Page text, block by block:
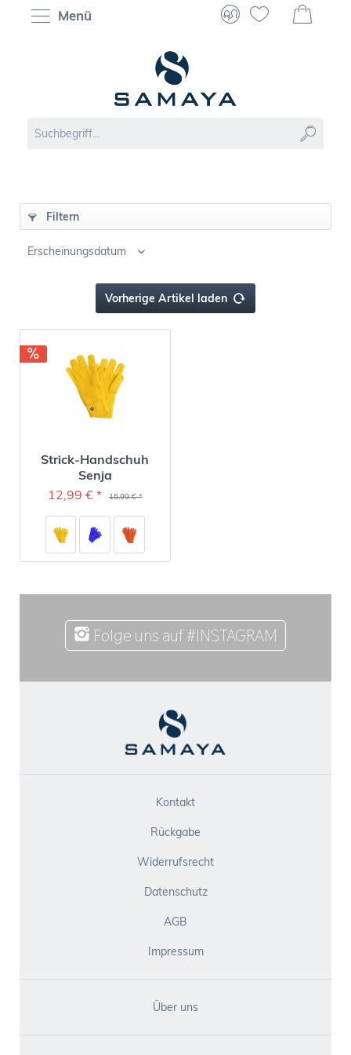
Menü
Filtern
Vorherige Artikel laden
Strick-Handschuh
Senja
12,99 € *
15,99 € *
Folge uns auf #INSTAGRAM
Kontakt
Rückgabe
Widerrufsrecht
Datenschutz
AGB
Impressum
Über uns